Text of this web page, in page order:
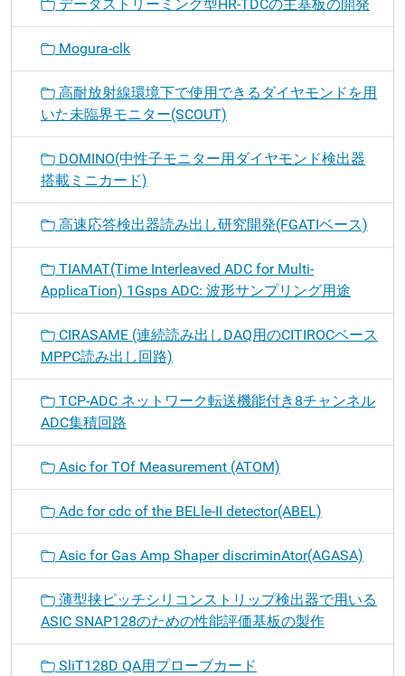
データストリーミング型HR-TDCの主基板の開発
Mogura-clk
高耐放射線環境下で使用できるダイヤモンドを用
いた未臨界モニター(SCOUT)
DOMINO(中性子モニター用ダイヤモンド検出器
搭載ミニカード)
高速応答検出器読み出し研究開発(FGATIベース)
TIAMAT(Time Interleaved ADC for Multi-
ApplicaTion) 1Gsps ADC: 波形サンプリング用途
CIRASAME (連続読み出しDAQ用のCITIROCベース
MPPC読み出し回路)
TCP-ADC ネットワーク転送機能付き8チャンネル
ADC集積回路
Asic for TOf Measurement (ATOM)
Adc for cdc of the BELle-II detector(ABEL)
Asic for Gas Amp Shaper discriminAtor(AGASA)
薄型挟ピッチシリコンストリップ検出器で用いる
ASIC SNAP128のための性能評価基板の製作
SliT128D QA用プローブカード